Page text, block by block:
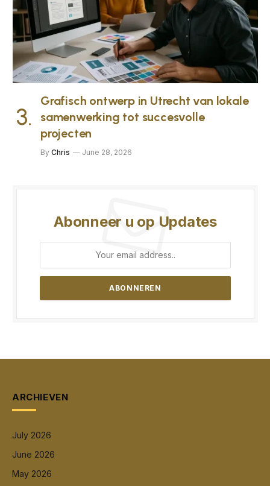
Grafisch ontwerp in Utrecht van lokale
samenwerking tot succesvolle
projecten
By Chris June 28, 2026
Abonneer u op Updates
ARCHIEVEN
July 2026
June 2026
May 2026